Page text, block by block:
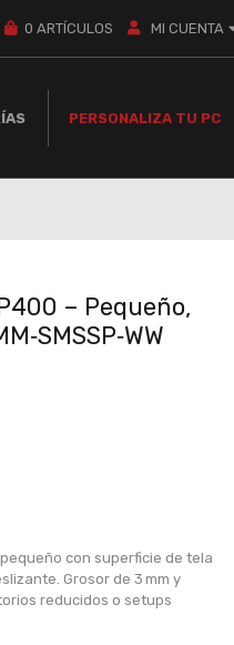
0 ARTÍCULOS MI CUENTA
PERSONALIZA TU PC
– Pequeño,
con superficie de tela
Grosor de 3 mm y
reducidos o setups